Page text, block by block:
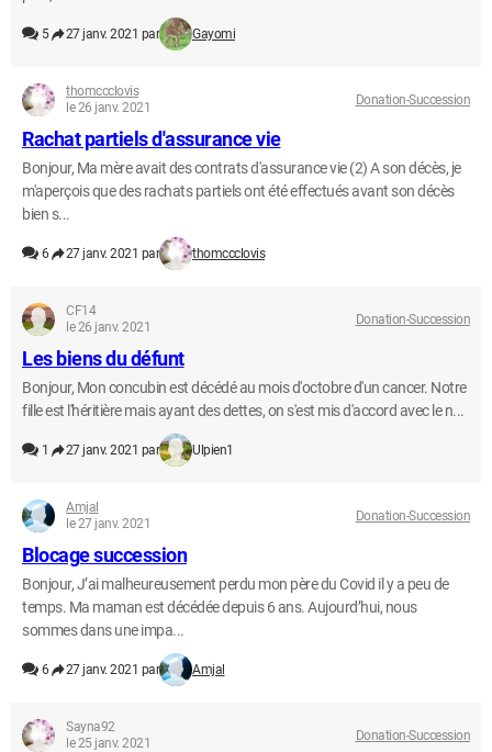
5 27 janv. 2021 par Gayomi
thomccclovis
le 26 janv. 2021
Donation-Succession
Rachat partiels d'assurance vie
Bonjour, Ma mère avait des contrats d'assurance vie (2) A son décès, je
m'aperçois que des rachats partiels ont été effectués avant son décès
bien s...
6 27 janv. 2021 par thomccclovis
CF14
le 26 janv. 2021
Donation-Succession
Les biens du défunt
Bonjour, Mon concubin est décédé au mois d'octobre d'un cancer. Notre
fille est l'héritière mais ayant des dettes, on s'est mis d'accord avec le n...
1 27 janv. 2021 par Ulpien1
Amjal
le 27 janv. 2021
Donation-Succession
Blocage succession
Bonjour, J’ai malheureusement perdu mon père du Covid il y a peu de
temps. Ma maman est décédée depuis 6 ans. Aujourd’hui, nous
sommes dans une impa...
6 27 janv. 2021 par Amjal
Sayna92
le 25 janv. 2021
Donation-Succession